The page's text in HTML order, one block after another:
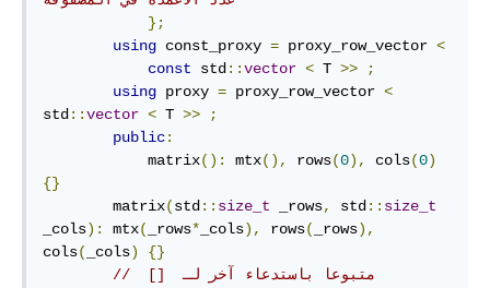
};
using const_proxy = proxy_row_vector <
const std::vector < T >>
;
using proxy = proxy_row_vector <
std::vector < T >>
;
public:
            matrix
(): mtx(), rows(0), cols(0)
{}
        matrix
(std:: size_t _rows, std:: size_t
_cols): mtx( _rows* _cols), rows( _rows),
cols( _cols)
{}
//  []  متبوعا باستدعاء آخر لـ